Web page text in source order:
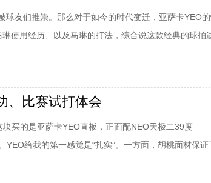
球友们推崇。那么对于如今的时代变迁，亚萨卡YEO
使用经历、以及马琳的打法，综合说这款经典的球拍
，宽度14.85cm，厚度5.9mm，手柄长8.29cm，
、比赛试打体会
块买的是亚萨卡YEO直板，正面配NEO天极二39度
给我的第一感觉是“扎实”。一方面，胡桃面材保证